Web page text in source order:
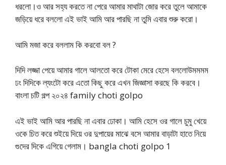
ধরলো।ও আর সহ্য করতে না পেরে আমার মাথাটা জোর করে তুলে আমাকে
জড়িয়ে ধরে বললো এই ভাই আমি আর পারছি না তুমি এবার শুরু করো।
আমি মজা করে বললাম কি করবো বল ?
দিদি লজ্জা পেয়ে আমার গালে আলতো করে টোকা মেরে হেসে বললোউমমমম
ঢং দিদিকে ল্যংটো করে এতো কিছু করে এখন জিজ্ঞাসা করছে কি করবে।
বাংলা চটি গল্প ২০২৪ family choti golpo
এই ভাই আমি আর পারছি না এবার ঢোকা। আমি হেসে ওর গালে চুমু খেয়ে
ওকে চিত করে শুইয়ে দিয়ে ওর দুপায়ের মাঝে বসে আমার বাড়াটা হাতে নিয়ে
গুদের দিকে এগিয়ে গেলাম। bangla choti golpo 1